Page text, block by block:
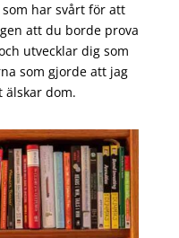
har svårt för att
att du borde prova
utvecklar dig som
som gjorde att jag
älskar dom.